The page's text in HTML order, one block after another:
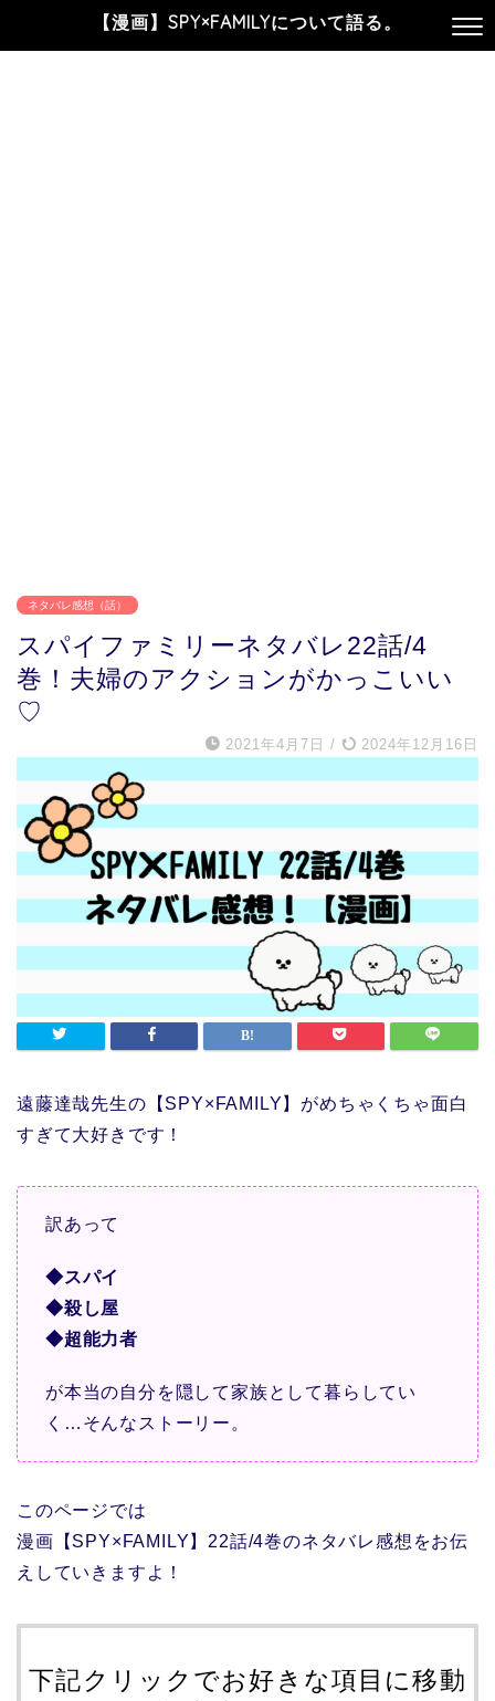
【漫画】SPY×FAMILYについて語る。
ネタバレ感想（話）
スパイファミリーネタバレ22話/4
巻！夫婦のアクションがかっこいい
♡
2021年4月7日 / 2024年12月16日
遠藤達哉先生の【SPY×FAMILY】がめちゃくちゃ面白
すぎて大好きです！
訳あって
◆スパイ
◆殺し屋
◆超能力者
が本当の自分を隠して家族として暮らしてい
く…そんなストーリー。
このページでは
漫画【SPY×FAMILY】22話/4巻のネタバレ感想をお伝
えしていきますよ！
下記クリックでお好きな項目に移動